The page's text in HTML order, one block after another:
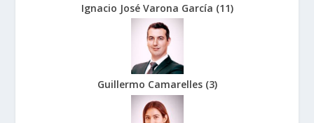
Ignacio José Varona García (11)
Guillermo Camarelles (3)